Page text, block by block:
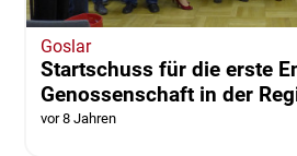
Goslar
Startschuss für die erste
Genossenschaft in der
vor 8 Jahren